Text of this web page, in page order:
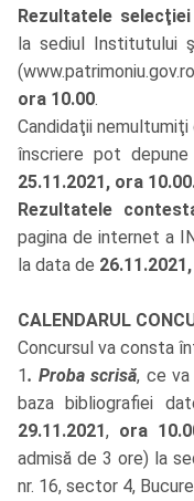
Rezultatele
la sediul Institutului
(www.patrimoniu.gov.ro
ora 10.00.
Candidaţii
înscriere pot
25.11.2021, ora
Rezultatele
pagina de internet a
la data de
CALENDARUL
Concursul va consta
1. Proba scrisă, ce va
baza bibliografiei
29.11.2021, ora
admisă de 3 ore) la
nr. 16, sector 4,